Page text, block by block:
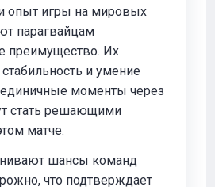
опыт игры на мировых
парагвайцам
преимущество. Их
и умение
моменты через
стать решающими
матче.
шансы команд
что подтверждает